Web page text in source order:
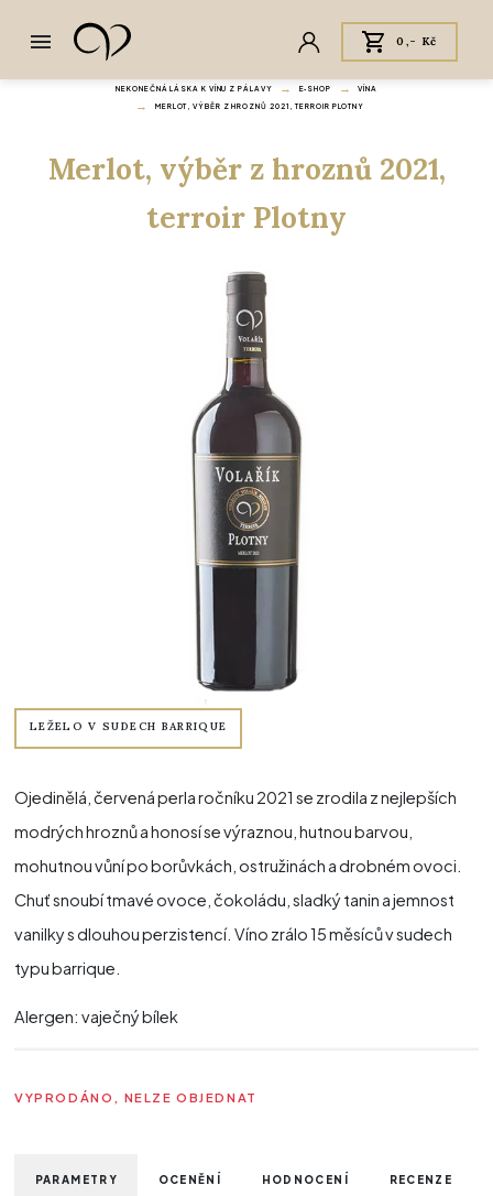
0,- Kč
NEKONEČNÁ LÁSKA K VÍNU Z PÁLAVY E‑SHOP VÍNA
MERLOT, VÝBĚR Z HROZNŮ 2021, TERROIR PLOTNY
Merlot, výběr z hroznů 2021,
terroir Plotny
LEŽELO V SUDECH BARRIQUE
Ojedinělá, červená perla ročníku 2021 se zrodila z nejlepších
modrých hroznů a honosí se výraznou, hutnou barvou,
mohutnou vůní po borůvkách, ostružinách a drobném ovoci.
Chuť snoubí tmavé ovoce, čokoládu, sladký tanin a jemnost
vanilky s dlouhou perzistencí. Víno zrálo 15 měsíců v sudech
typu barrique.
Alergen: vaječný bílek
VYPRODÁNO, NELZE OBJEDNAT
PARAMETRY OCENĚNÍ HODNOCENÍ RECENZE